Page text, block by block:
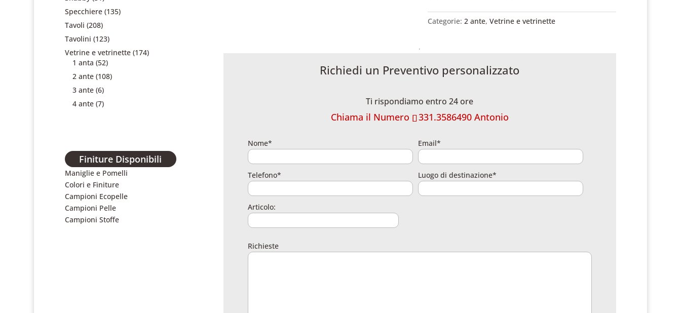
Categorie:2 ante,Vetrine e vetrinette
Richiedi un Preventivo personalizzato
Ti rispondiamo entro 24 ore
Chiama il Numero 331.3586490 Antonio
Nome* Email*
Telefono* Luogo di destinazione*
Articolo:
Richieste
Specchiere (135)
Tavoli (208)
Tavolini (123)
Vetrine e vetrinette (174)
1 anta (52)
2 ante (108)
3 ante (6)
4 ante (7)
Finiture Disponibili
Maniglie e Pomelli
Colori e Finiture
Campioni Ecopelle
Campioni Pelle
Campioni Stoffe